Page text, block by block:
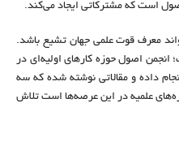
است که مشترکاتی ایجاد می‌‌کند.
معرف قوت علمی جهان تشیع باشد.
اصول حوزه کارهای اولیه‌ای در
داده و مقالاتی نوشته شده که سه
علمیه در این عرصه‌ها است تلاش